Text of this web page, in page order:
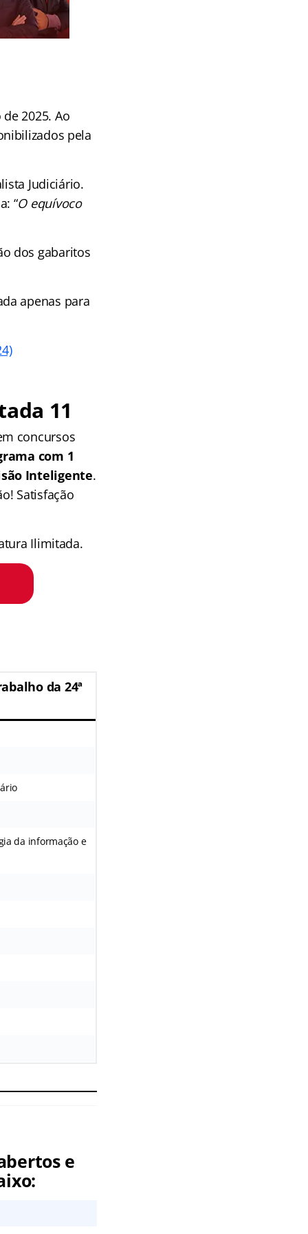
2025. Ao
pela
Judiciário.
“O equívoco
dos gabaritos
apenas para
11
concursos
com 1
Inteligente.
Satisfação
Ilimitada.
da 24ª
da informação e
e